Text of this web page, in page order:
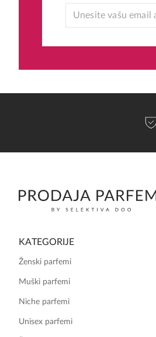
EMAIL
KATEGORIJE
Ženski parfemi
Muški parfemi
Niche parfemi
Unisex parfemi